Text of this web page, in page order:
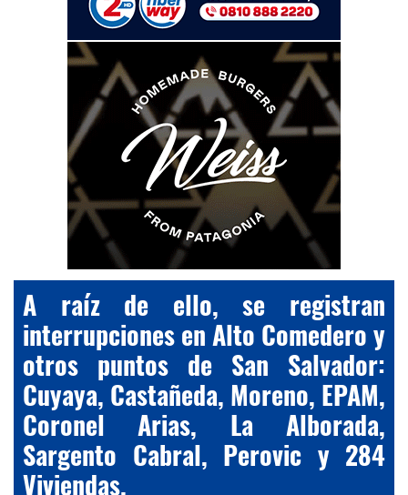
A raíz de ello, se registran
interrupciones en Alto Comedero y
otros puntos de San Salvador:
Cuyaya, Castañeda, Moreno, EPAM,
Coronel Arias, La Alborada,
Sargento Cabral, Perovic y 284
Viviendas.